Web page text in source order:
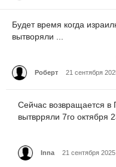
Будет время когда
вытворяли ...
Роберт 21 сентября
Сейчас возвращается в
вытврряли 7го октября
Inna 21 сентября